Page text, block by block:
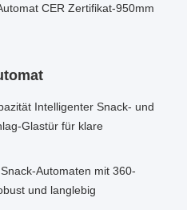
CER Zertifikat-950mm
Intelligenter Snack- und
Glastür für klare
Automaten mit 360-
und langlebig